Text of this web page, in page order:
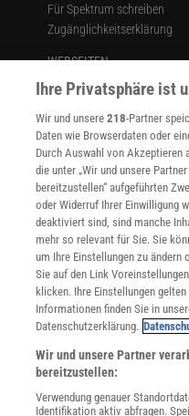
Für Spektrum schreiben
Zugänglichkeitserklärung
WEBSEITEN
KielSCN
Wissenschaft in die Schulen
SciLogs
Uns finden Sie auch hier:
Ihre Privatsphäre ist
Wir und unsere218-Partner
Daten wie Browserdaten oder
Durch Auswahl von Akzeptieren
die unter „Wir und unsere
bereitzustellen“ aufgeführten
oder Widerruf Ihrer Einwilligung
deaktiviert sind, sind manche
mehr so relevant für Sie. Sie
um Ihre Einstellungen zu ändern
Sie auf den Link
klicken. Ihre Einstellungen
Informationen finden Sie in
Datenschutzerklärung.
Wir und unsere Partner
bereitzustellen:
Verwendung genauer
Identifikation aktiv abfragen.